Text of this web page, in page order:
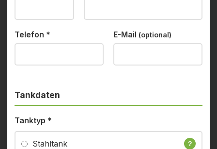
Telefon * E-Mail (optional)
Tankdaten
Tanktyp *
Stahltank ?